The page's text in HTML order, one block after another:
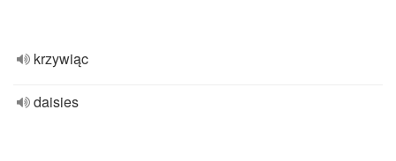
krzywiąc
daisies